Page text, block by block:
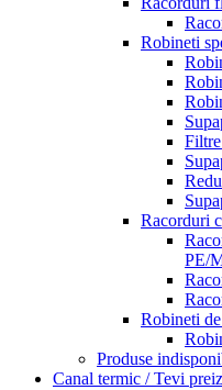
Robineti
Racorduri
PE/
Robineti
Produse
Canal termic / Tevi